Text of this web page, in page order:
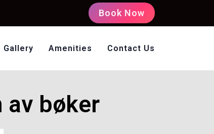
Book Now
Gallery Amenities Contact Us
bøker